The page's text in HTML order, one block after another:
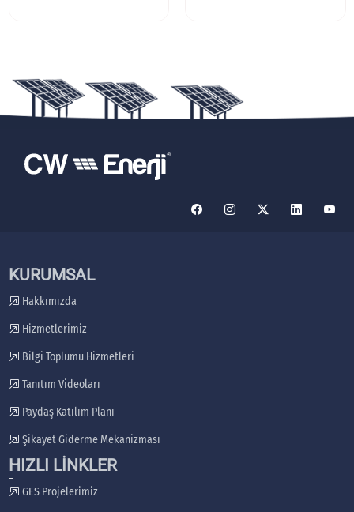
KURUMSAL
Hakkımızda
Hizmetlerimiz
Bilgi Toplumu Hizmetleri
Tanıtım Videoları
Paydaş Katılım Planı
Şikayet Giderme Mekanizması
HIZLI LİNKLER
GES Projelerimiz